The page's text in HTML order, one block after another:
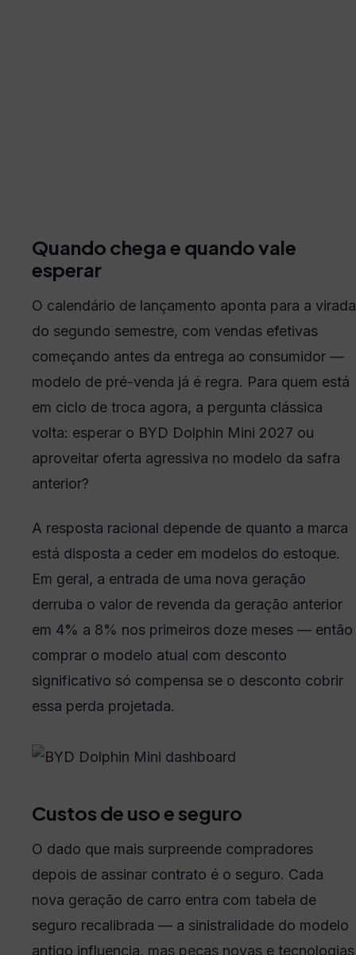
Quando chega e quando vale
esperar
O calendário de lançamento aponta para a virada
do segundo semestre, com vendas efetivas
começando antes da entrega ao consumidor —
modelo de pré-venda já é regra. Para quem está
em ciclo de troca agora, a pergunta clássica
volta: esperar o BYD Dolphin Mini 2027 ou
aproveitar oferta agressiva no modelo da safra
anterior?
A resposta racional depende de quanto a marca
está disposta a ceder em modelos do estoque.
Em geral, a entrada de uma nova geração
derruba o valor de revenda da geração anterior
em 4% a 8% nos primeiros doze meses — então
comprar o modelo atual com desconto
significativo só compensa se o desconto cobrir
essa perda projetada.
Custos de uso e seguro
O dado que mais surpreende compradores
depois de assinar contrato é o seguro. Cada
nova geração de carro entra com tabela de
seguro recalibrada — a sinistralidade do modelo
antigo influencia, mas peças novas e tecnologias